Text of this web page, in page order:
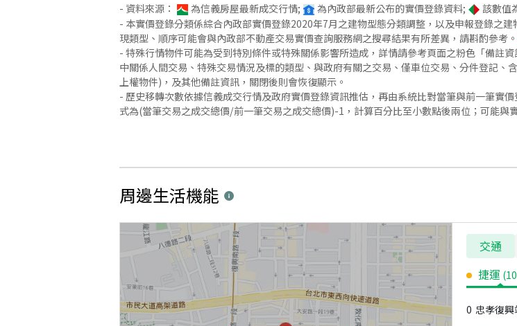
- 資料來源： 為信義房屋最新成交行情; 為內政部最新公布的實價登錄資料; 該數值
- 本實價登錄分類係綜合內政部實價登錄2020年7月之建物型態分類調整，以及申報登錄之
現類型、順序可能會與內政部不動產交易實價查詢服務網之搜尋結果有所差異，請斟酌參考。
- 特殊行情物件可能為受到特別條件或特殊關係影響所造成，詳情請參考頁面之粉色「備註
中關係人間交易、特殊交易情況及標的類型、與政府有關之交易、僅車位交易、分件登記、
上權物件)，及其他備註資訊，關閉後則會恢復顯示。
- 歷史移轉次數依據信義成交行情及政府實價登錄資訊推估，再由系統比對當筆與前一筆實
式為(當筆交易之成交總價/前一筆交易之成交總價)-1，計算百分比至小數點後兩位；可能與
周邊生活機能
交通
捷運 (10
0 忠孝復